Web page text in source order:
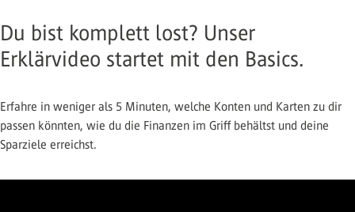
Du bist komplett lost? Unser
Erklärvideo startet mit den Basics.
Erfahre in weniger als 5 Minuten, welche Konten und Karten zu dir
passen könnten, wie du die Finanzen im Griff behältst und deine
Sparziele erreichst.